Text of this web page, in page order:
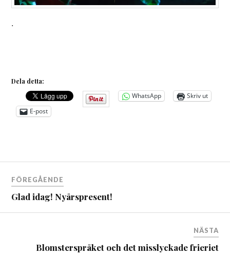
.
Dela detta:
WhatsApp
Skriv ut
E-post
Inläggsnavigering
FÖREGÅENDE
Glad idag! Nyårspresent!
NÄSTA
Blomsterspråket och det misslyckade frieriet